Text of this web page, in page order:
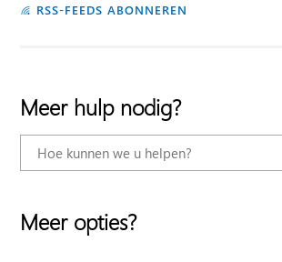
RSS-FEEDS ABONNEREN
Meer hulp nodig?
Meer opties?